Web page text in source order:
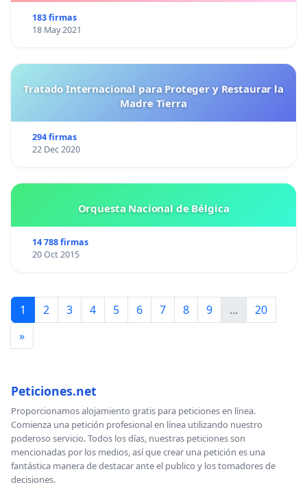
183 firmas
18 May 2021
Tratado Internacional para Proteger y Restaurar la
Madre Tierra
294 firmas
22 Dec 2020
Orquesta Nacional de Bélgica
14 788 firmas
20 Oct 2015
1 2 3 4 5 6 7 8 9 ...
20
»
Peticiones.net
Proporcionamos alojamiento gratis para peticiones en línea.
Comienza una petición profesional en línea utilizando nuestro
poderoso servicio. Todos los días, nuestras peticiones son
mencionadas por los medios, así que crear una petición es una
fantástica manera de destacar ante el publico y los tomadores de
decisiones.